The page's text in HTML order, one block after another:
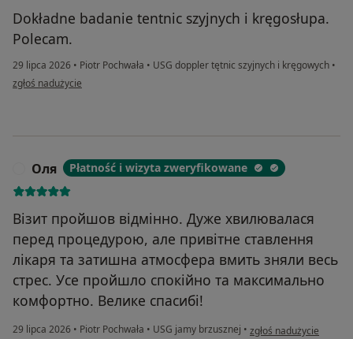
Dokładne badanie tentnic szyjnych i kręgosłupa.
Polecam.
29 lipca 2026 • Piotr Pochwała • USG doppler tętnic szyjnych i kręgowych •
w opinii użytkownika Ryszard
zgłoś nadużycie
Оля Płatność i wizyta zweryfikowane
Візит пройшов відмінно. Дуже хвилювалася
перед процедурою, але привітне ставлення
лікаря та затишна атмосфера вмить зняли весь
стрес. Усе пройшло спокійно та максимально
комфортно. Велике спасибі!
29 lipca 2026 • Piotr Pochwała • USG jamy brzusznej • w opinii użytkownika
zgłoś nadużycie